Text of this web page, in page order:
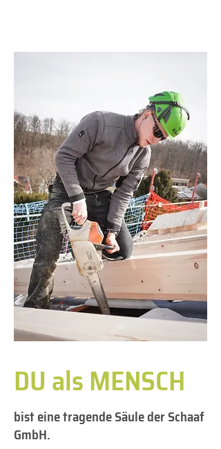
DU als MENSCH
bist eine tragende Säule der Schaaf
GmbH.